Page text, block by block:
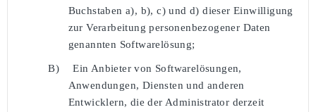
Buchstaben a), b), c) und d) dieser Einwilligung
zur Verarbeitung personenbezogener Daten
genannten Softwarelösung;
B)
Ein Anbieter von Softwarelösungen,
Anwendungen, Diensten und anderen
Entwicklern, die der Administrator derzeit